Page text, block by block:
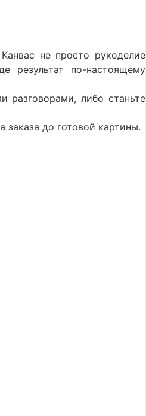
не просто рукоделие
результат по-настоящему
либо станьте
до готовой картины.